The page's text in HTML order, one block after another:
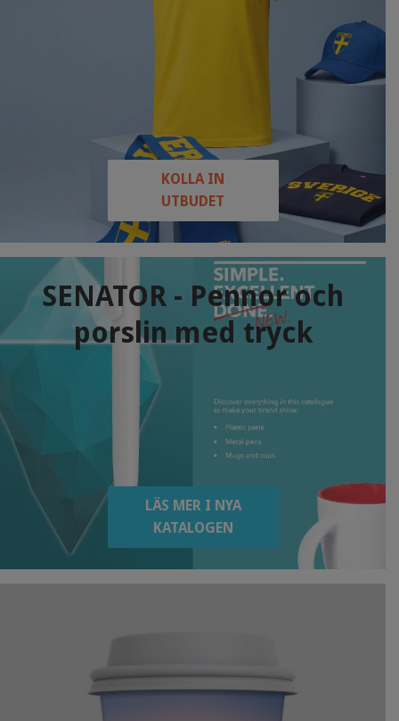
KOLLA IN
UTBUDET
SENATOR - Pennor och
porslin med tryck
LÄS MER I NYA
KATALOGEN